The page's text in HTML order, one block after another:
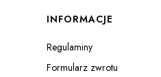
INFORMACJE
Regulaminy
Formularz zwrotu